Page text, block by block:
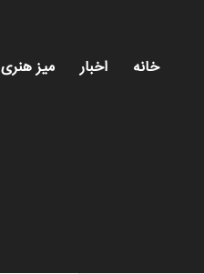
خانه اخبار میز هنری